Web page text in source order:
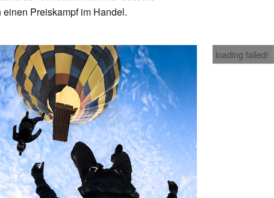
Preiskampf im Handel.
loading failed!